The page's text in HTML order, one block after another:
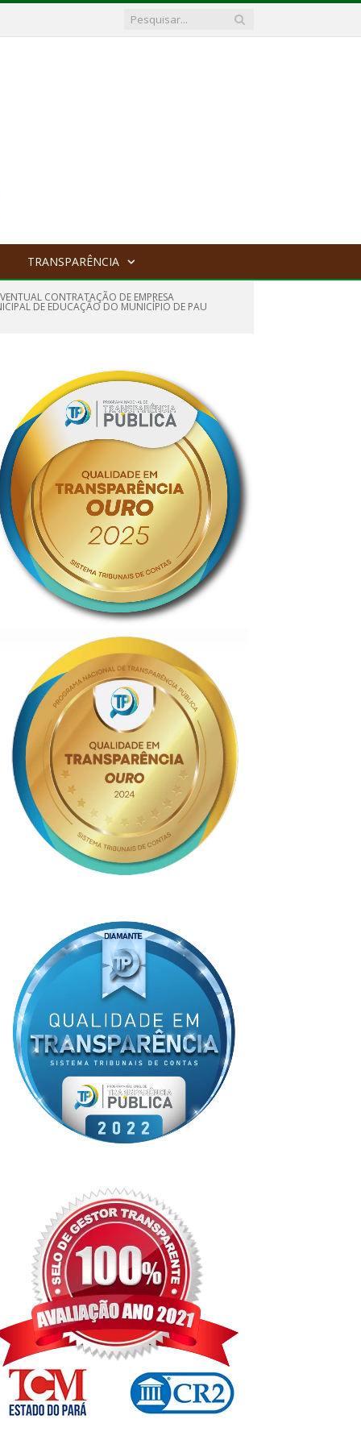
TRANSPARÊNCIA
CONTRATAÇÃO DE EMPRESA
DE EDUCAÇÃO DO MUNICÍPIO DE PAU